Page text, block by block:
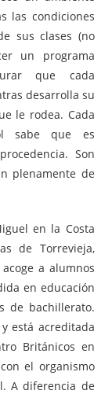
las condiciones
sus clases (no
un programa
que cada
desarrolla su
le rodea. Cada
sabe que es
Son
plenamente de
en la Costa
de Torrevieja,
a alumnos
en educación
de bachillerato.
está acreditada
Británicos en
el organismo
A diferencia de